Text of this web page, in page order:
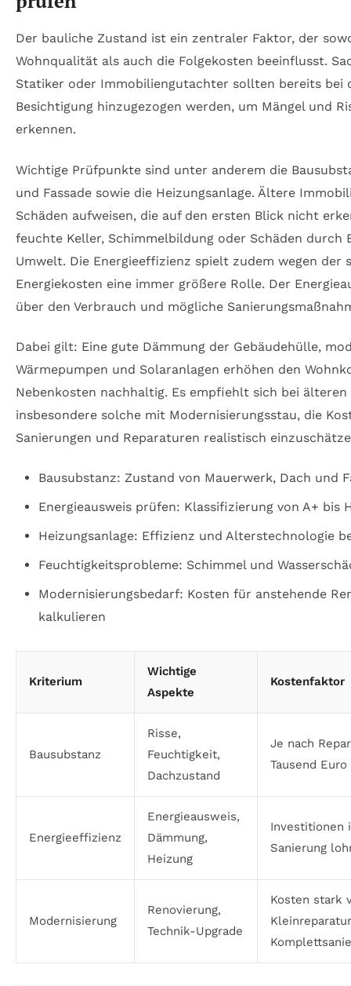
Der bauliche Zustand ist ein zentraler Faktor, der
Wohnqualität als auch die Folgekosten beeinflusst.
Statiker oder Immobiliengutachter sollten bereits bei
Besichtigung hinzugezogen werden, um Mängel und
erkennen.
Wichtige Prüfpunkte sind unter anderem die
und Fassade sowie die Heizungsanlage. Ältere
Schäden aufweisen, die auf den ersten Blick nicht
feuchte Keller, Schimmelbildung oder Schäden durch
Umwelt. Die Energieeffizienz spielt zudem wegen der
Energiekosten eine immer größere Rolle. Der
über den Verbrauch und mögliche
Dabei gilt: Eine gute Dämmung der Gebäudehülle,
Wärmepumpen und Solaranlagen erhöhen den
Nebenkosten nachhaltig. Es empfiehlt sich bei älteren
insbesondere solche mit Modernisierungsstau, die
Sanierungen und Reparaturen realistisch
Bausubstanz: Zustand von Mauerwerk, Dach und
Energieausweis prüfen: Klassifizierung von A+ bis
Heizungsanlage: Effizienz und Alterstechnologie
Feuchtigkeitsprobleme: Schimmel und
Modernisierungsbedarf: Kosten für anstehende
kalkulieren
Kriterium
Wichtige
Aspekte
Kostenfaktor
Bausubstanz
Risse,
Feuchtigkeit,
Dachzustand
Je nach
Tausend Euro
Energieeffizienz
Energieausweis,
Dämmung,
Heizung
Investitionen
Sanierung
Modernisierung
Renovierung,
Technik-Upgrade
Kosten stark